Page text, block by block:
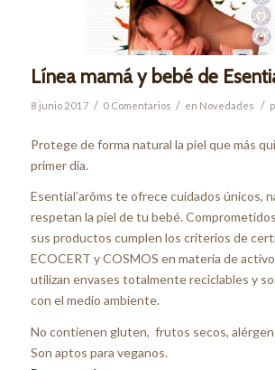
Línea mamá y bebé de
8 junio 2017 / 0 Comentarios / en Novedades /
Protege de forma natural la piel que más
primer día.
Esential’arôms te ofrece cuidados únicos,
respetan la piel de tu bebé.
sus productos cumplen los criterios de
ECOCERT y COSMOS en materia de
utilizan envases totalmente reciclables y
con el medio ambiente.
No contienen gluten, frutos secos,
Son aptos para veganos.